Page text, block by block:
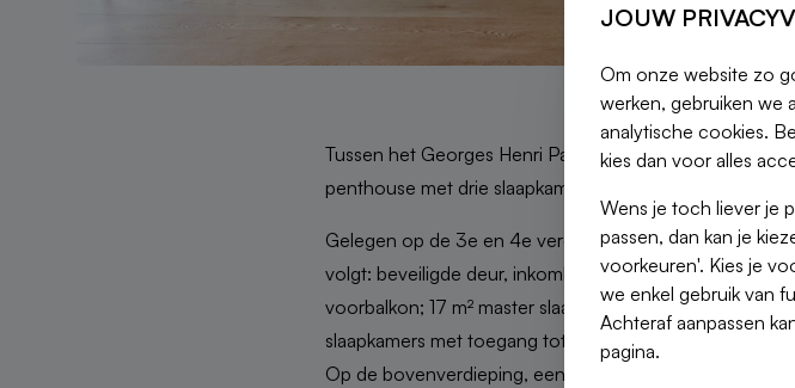
Tussen het Georges Henri Park en het Roodebeek
penthouse met drie slaapkamers, twee badkamers en
Gelegen op de 3e en 4e verdieping van een klein
volgt: beveiligde deur, inkomhal met vestiaire en apart
voorbalkon; 17 m² master slaapkamer met een eerste
slaapkamers met toegang tot het achterbalkon;
Op de bovenverdieping, een vide boven de begane
JOUW
Om onze website zo
werken, gebruiken we
analytische cookies.
kies dan voor alles
Wens je toch liever je
passen, dan kan je
voorkeuren'. Kies je
we enkel gebruik van
Achteraf aanpassen
pagina.